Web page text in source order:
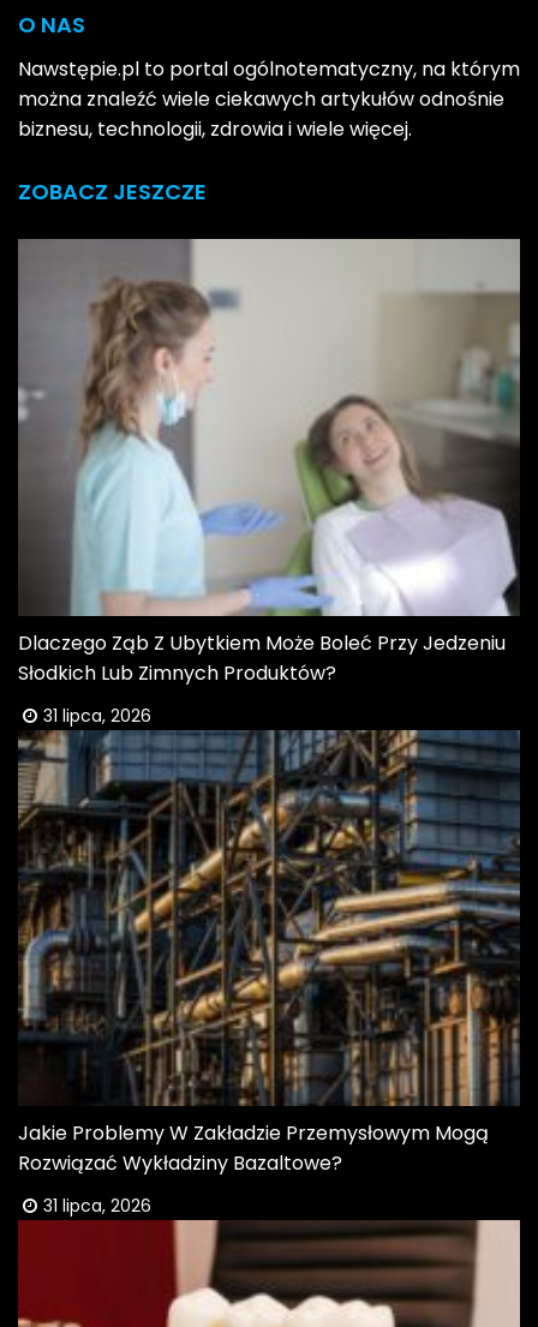
O NAS
Nawstępie.pl to portal ogólnotematyczny, na którym
można znaleźć wiele ciekawych artykułów odnośnie
biznesu, technologii, zdrowia i wiele więcej.
ZOBACZ JESZCZE
Dlaczego Ząb Z Ubytkiem Może Boleć Przy Jedzeniu
Słodkich Lub Zimnych Produktów?
31 lipca, 2026
Jakie Problemy W Zakładzie Przemysłowym Mogą
Rozwiązać Wykładziny Bazaltowe?
31 lipca, 2026